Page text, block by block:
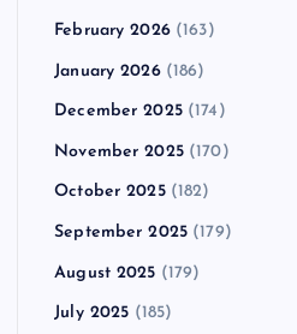
February 2026(163)
January 2026(186)
December 2025(174)
November 2025(170)
October 2025(182)
September 2025 (179)
August 2025 (179)
July 2025 (185)